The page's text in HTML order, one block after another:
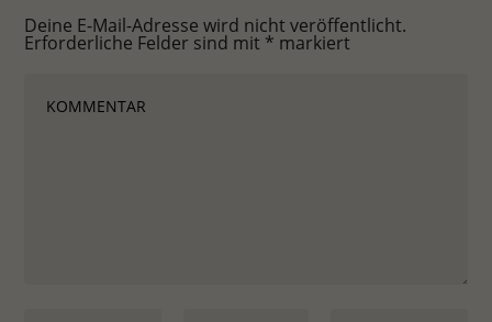
Deine E-Mail-Adresse wird nicht veröffentlicht.
Erforderliche Felder sind mit * markiert
helfen uns zu verstehen, wie unsere Besucher unsere Website nutzen.
Cookie-Informationen anzeigen
Externe Medien (7)